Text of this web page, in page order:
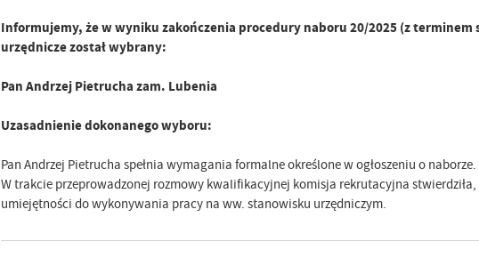
Informujemy, że w wyniku zakończenia procedury naboru 20/2025 (z
urzędnicze został wybrany:
Pan Andrzej Pietrucha zam. Lubenia
Uzasadnienie dokonanego wyboru:
Pan Andrzej Pietrucha spełnia wymagania formalne określone w ogłoszeniu o naborze.
W trakcie przeprowadzonej rozmowy kwalifikacyjnej komisja rekrutacyjna
umiejętności do wykonywania pracy na ww. stanowisku urzędniczym.